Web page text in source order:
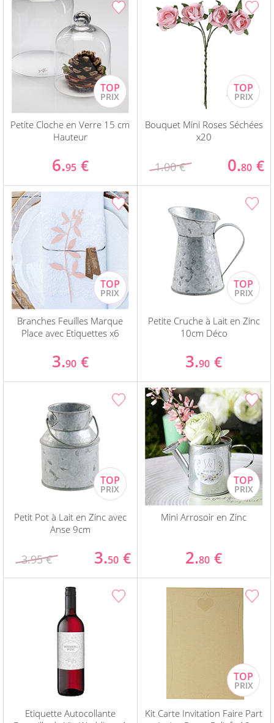
Petite Cloche en Verre 15 cm
Hauteur
6.95 €
Bouquet Mini Roses Séchées
x20
1.00 € 0.80 €
Branches Feuilles Marque
Place avec Etiquettes x6
3.90 €
Petite Cruche à Lait en Zinc
10cm Déco
3.90 €
Petit Pot à Lait en Zinc avec
Anse 9cm
3.95 € 3.50 €
Mini Arrosoir en Zinc
2.80 €
Etiquette Autocollante
Kit Carte Invitation Faire Part